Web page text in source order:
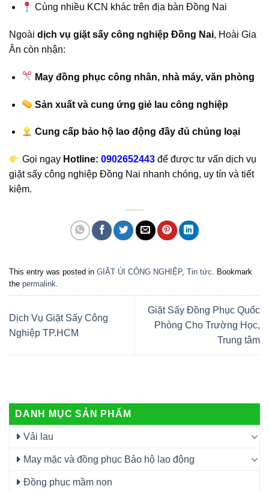
Cùng nhiều KCN khác trên địa bàn Đồng Nai
Ngoài dịch vụ giặt sấy công nghiệp Đồng Nai, Hoài Gia
Ân còn nhận:
May đồng phục công nhân, nhà máy, văn phòng
Sản xuất và cung ứng giẻ lau công nghiệp
Cung cấp bảo hộ lao động đầy đủ chủng loại
Gọi ngay Hotline:0902652443 để được tư vấn dịch vụ
giặt sấy công nghiệp Đồng Nai nhanh chóng, uy tín và tiết
kiệm.
This entry was posted in GIẶT ỦI CÔNG NGHIỆP, Tin tức. Bookmark
the permalink.
Dịch Vụ Giặt Sấy Công
Nghiệp TP.HCM
Giặt Sấy Đồng Phục Quốc
Phòng Cho Trường Học,
Trung tâm
DANH MỤC SẢN PHẨM
Vải lau
May mặc và đồng phục Bảo hộ lao động
Đồng phục mầm non